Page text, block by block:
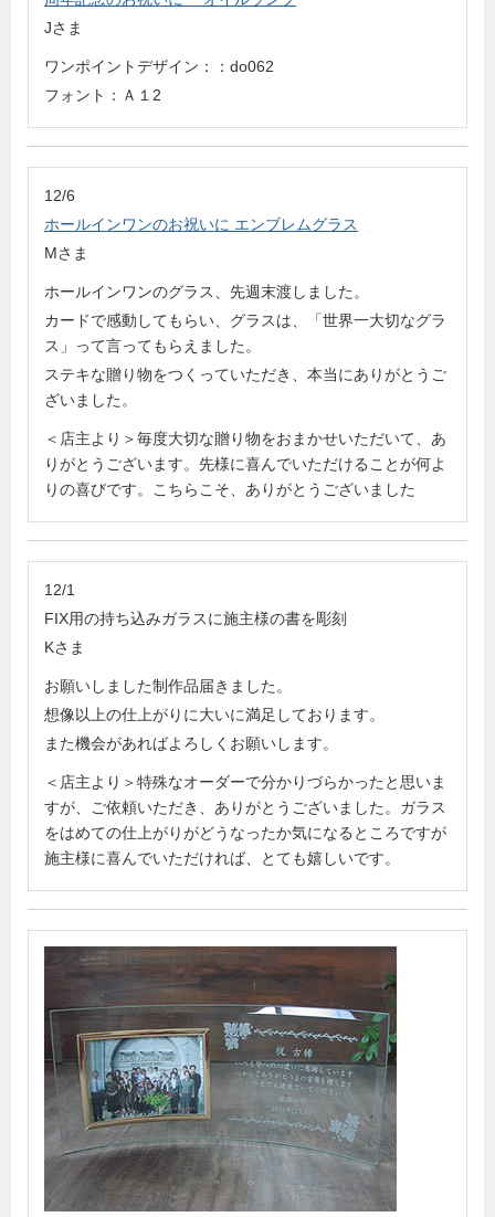
Jさま
ワンポイントデザイン：：do062
フォント：Ａ１2
12/6
ホールインワンのお祝いに エンブレムグラス
Mさま
ホールインワンのグラス、先週末渡しました。
カードで感動してもらい、グラスは、「世界一大切なグラ
ス」って言ってもらえました。
ステキな贈り物をつくっていただき、本当にありがとうご
ざいました。
＜店主より＞毎度大切な贈り物をおまかせいただいて、あ
りがとうございます。先様に喜んでいただけることが何よ
りの喜びです。こちらこそ、ありがとうございました
12/1
FIX用の持ち込みガラスに施主様の書を彫刻
Kさま
お願いしました制作品届きました。
想像以上の仕上がりに大いに満足しております。
また機会があればよろしくお願いします。
＜店主より＞特殊なオーダーで分かりづらかったと思いま
すが、ご依頼いただき、ありがとうございました。ガラス
をはめての仕上がりがどうなったか気になるところですが
施主様に喜んでいただければ、とても嬉しいです。